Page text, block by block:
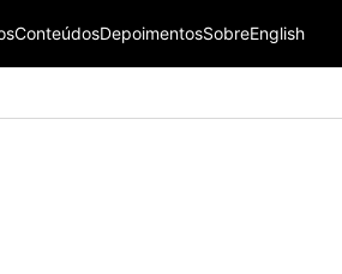
ConteúdosDepoimentosSobreEnglish